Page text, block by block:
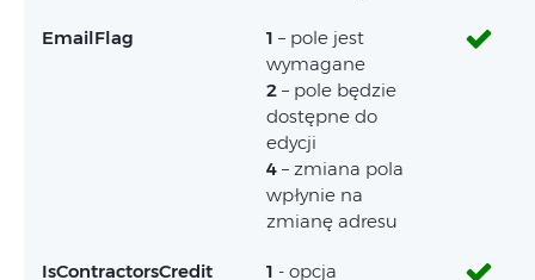
EmailFlag 1 – pole jest
wymagane
2 – pole będzie
dostępne do
edycji
4 – zmiana pola
wpłynie na
zmianę adresu
IsContractorsCredit
1 - opcja